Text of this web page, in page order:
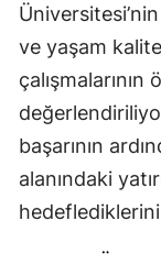
ve yaşam
başarının
alanındaki